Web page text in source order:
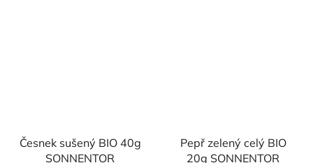
Česnek sušený BIO 40g
SONNENTOR
Pepř zelený celý BIO
20g SONNENTOR